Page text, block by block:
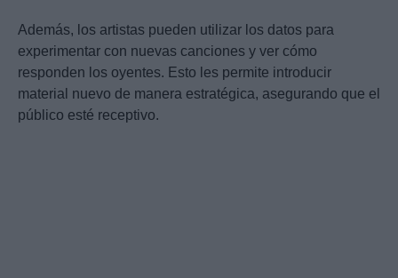
Además, los artistas pueden utilizar los datos para
experimentar con nuevas canciones y ver cómo
responden los oyentes. Esto les permite introducir
material nuevo de manera estratégica, asegurando que el
público esté receptivo.